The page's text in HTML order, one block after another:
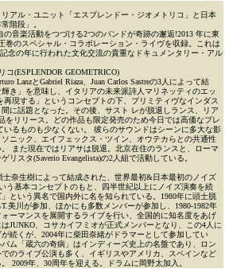
リアル・ユニット「エスプレンドー・ジオメトリコ」と日本
階段」。
の音楽活動をつづける2つのバンドが奇跡の邂逅!2013 年に東
巻のスペシャル・コラボレーション・ライヴを収録。これは
念の年に行われた文化交流の貴重なドキュメンタリー・アル
(ESPLENDOR GEOMETRICO)
LanzとGabriel Riaza、Juan Carlos Sastreの3人によって結
き」を意味し、イタリアの未来派詩人マリネッティのエッ
現する」というコンセプトの下、プリミティヴなインダス
に話題となった。その後、サスト レが脱退しランス、リア
をリリース。どの作品も限定発売のため今日では高価なプレ
いるものも少なくない。 彼らのサウンドはシーンに多大な影
ニック、エイフェックス・ツイン、オウテカらとの共通性
また現在ではリアサは脱退。北京在住のランスと、ローマ
リスタ(Saverio Evangelista)の2人組で活動している。
士奈生樹によって結成された、世界最初&日本最初のノイズ
う基本コンセプトのもと、四半世紀以上にノイズ演奏を続
という異名で国内外に名を知られている。1980年に頭士脱
美川が参加、ほかにも多数メンバーが参加し、1980-1982年
ーマンスを展開するライブを行い、全国的に知名度をあげ
JUNKO、コサカイフミオが正式メンバーとなり、この4人に
続くが、2004年に柴田奈緒がドラマーとして参加してい
ム「蔵六の奇病」はインディーズ史上の名盤であり、ロン
のライブ公演も多く、イギリスやアメリカ、スペインなど
2009年、30周年を迎える。ドラムに岡野太加入。